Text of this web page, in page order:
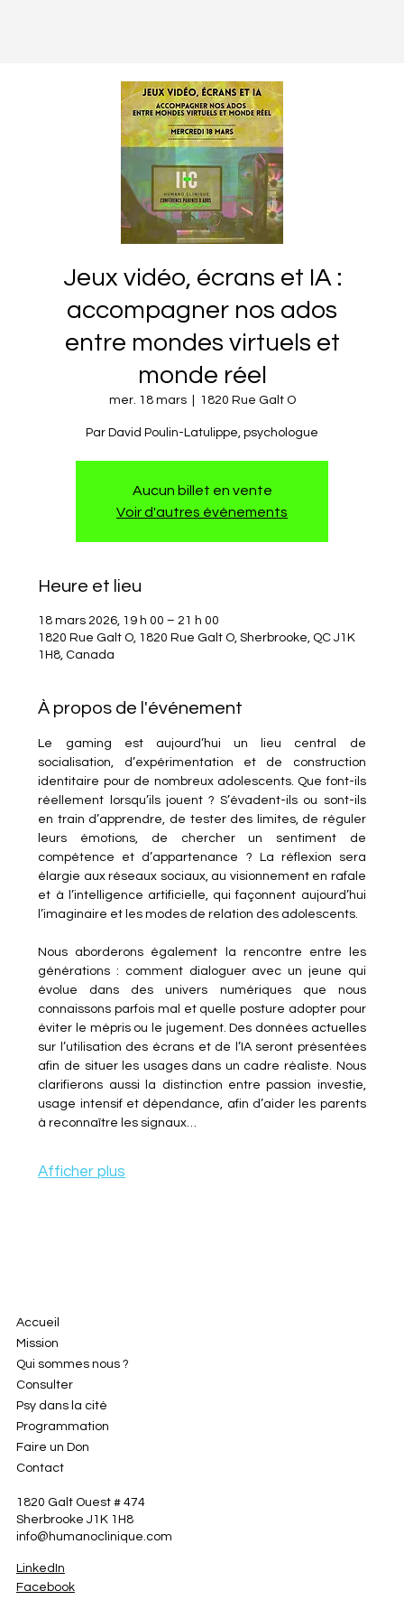
Jeux vidéo, écrans et IA :
accompagner nos ados
entre mondes virtuels et
monde réel
mer. 18 mars
  |
1820 Rue Galt O
Par David Poulin-Latulippe, psychologue
Aucun billet en vente
Voir d'autres événements
Heure et lieu
18 mars 2026, 19 h 00 – 21 h 00
1820 Rue Galt O, 1820 Rue Galt O, Sherbrooke, QC J1K
1H8, Canada
À propos de l'événement
Le gaming est aujourd’hui un lieu central de
socialisation, d’expérimentation et de construction
identitaire pour de nombreux adolescents. Que font-ils
réellement lorsqu’ils jouent ? S’évadent-ils ou sont-ils
en train d’apprendre, de tester des limites, de réguler
leurs émotions, de chercher un sentiment de
compétence et d’appartenance ? La réflexion sera
élargie aux réseaux sociaux, au visionnement en rafale
et à l’intelligence artificielle, qui façonnent aujourd’hui
l’imaginaire et les modes de relation des adolescents.
Nous aborderons également la rencontre entre les
générations : comment dialoguer avec un jeune qui
évolue dans des univers numériques que nous
connaissons parfois mal et quelle posture adopter pour
éviter le mépris ou le jugement. Des données actuelles
sur l’utilisation des écrans et de l’IA seront présentées
afin de situer les usages dans un cadre réaliste. Nous
clarifierons aussi la distinction entre passion investie,
usage intensif et dépendance, afin d’aider les parents
à reconnaître les signaux…
Afficher plus
Accueil
Mission
Qui sommes nous ?
Consulter
Psy dans la cité
Programmation
Faire un Don
Contact
1820 Galt Ouest # 474
Sherbrooke J1K 1H8
info@humanoclinique.com
LinkedIn
Facebook